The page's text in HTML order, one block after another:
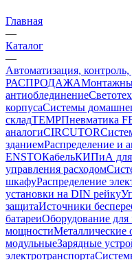
Главная
—
Каталог
—
Автоматизация,
РАСПРОДАЖА
антиоблединение
корпусаСистемы
складTEMPПневматика
аналогиCIRCUTOR
зданиемРаспределение и
ENSTOКабельКИПиА для
управления расходом
шкафуРаспределение
установки на DIN рейку
защитаИсточники
батареиОборудование
мощностиМеталлические
модульныеЗарядные
электротранспорта